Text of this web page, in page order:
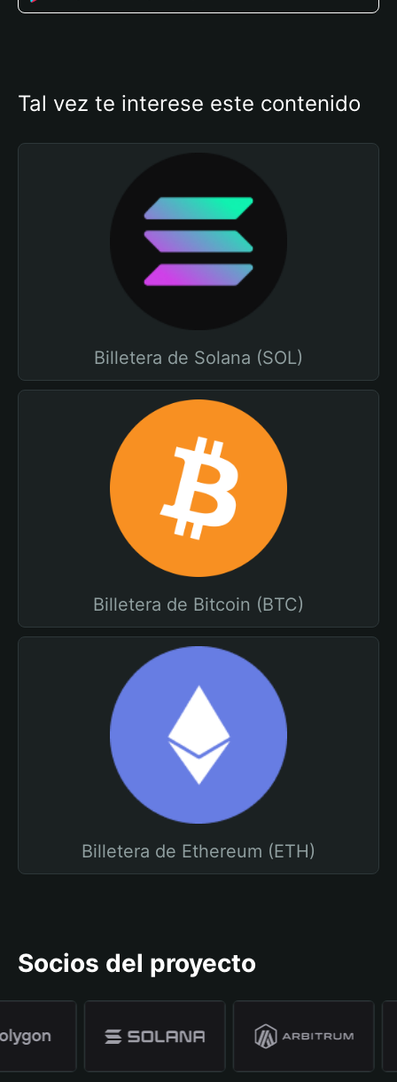
Tal vez te interese este contenido
Billetera de Solana (SOL)
Billetera de Bitcoin (BTC)
Billetera de Ethereum (ETH)
Socios del proyecto